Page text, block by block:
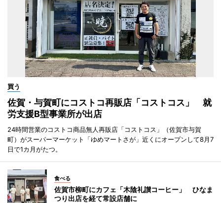
買う
佐賀・与賀町にコストコ再販店「コストコス」 就
労支援B型事業所が出店
24時間営業のコストコ商品無人再販店「コストコス」（佐賀市与賀
町）がスーパーマーケット「ゆめマートさが」近くにオープンして8月7
日で1カ月がたつ。
食べる
佐賀市柳町にカフェ「木陰礼讃コーヒー」 ひなま
つり出店を経て常設店舗に